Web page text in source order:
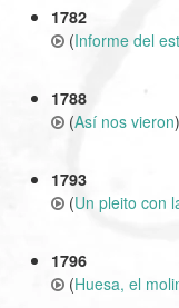
1782
(Informe del
1788
(Así nos vieron)
1793
(Un pleito con
1796
(Huesa, el